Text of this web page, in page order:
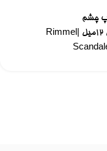
چشم
ریمل فلکس اسکندل ایز لندن 12میل |Rimmel